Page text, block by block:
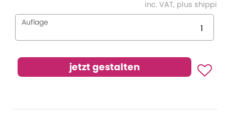
inc. VAT, plus
Auflage